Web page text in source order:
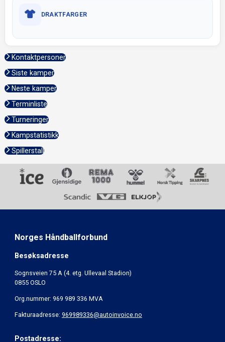
DRAKTFARGER
Kontaktpersoner
Siste kamper
Neste kamper
Terminliste
Turneringer
Kampstatistikk
Spillerstall
Norges Håndballforbund
Besøksadresse
Sognsveien 75 A (4. etg. Ullevaal Stadion)
0855 OSLO
Org.nummer: 969 989 336 MVA
Fakturaadresse: 969989336@autoinvoice.no
Postadresse: